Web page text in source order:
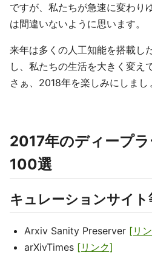
ですが、私たちが急速に変わり
は間違いないように思います。
来年は多くの人工知能を搭載し
し、私たちの生活を大きく変え
さぁ、2018年を楽しみにしまし
2017年のディープ
100選
キュレーションサイト
Arxiv Sanity Preserver [リ
arXivTimes [リンク]